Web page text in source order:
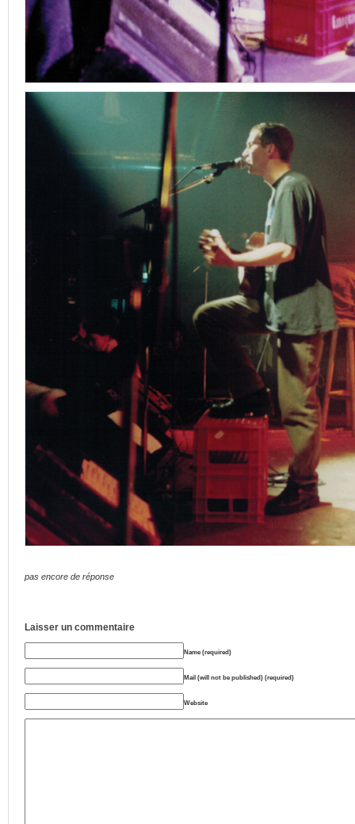
pas encore de réponse
Laisser un commentaire
Name (required)
Mail (will not be published) (required)
Website